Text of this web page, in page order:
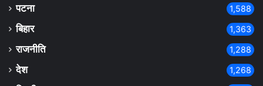
पटना 1,588
बिहार 1,363
राजनीति 1,288
देश 1,268